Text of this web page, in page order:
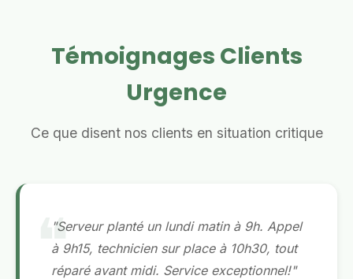
Témoignages Clients
Urgence
Ce que disent nos clients en situation critique
"Serveur planté un lundi matin à 9h. Appel
à 9h15, technicien sur place à 10h30, tout
réparé avant midi. Service exceptionnel!"